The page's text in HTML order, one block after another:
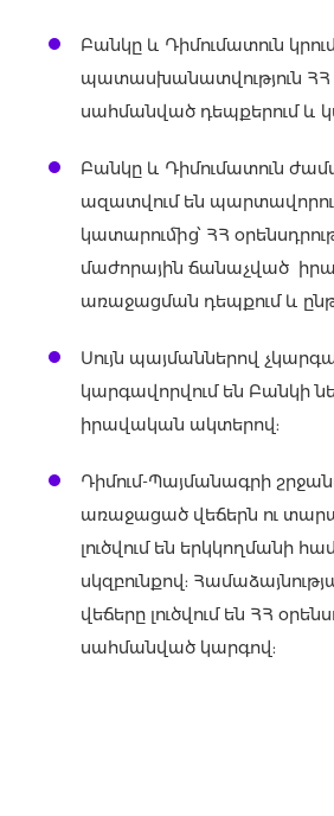
Բանկը և Դիմումատուն
պատասխանատվություն ՀՀ
սահմանված դեպքերում և
Բանկը և Դիմումատուն
ազատվում են
կատարումից՝ ՀՀ
մաժորային ճանաչված
առաջացման դեպքում և
Սույն պայմաններով
կարգավորվում են Բանկի
իրավական ակտերով:
Դիմում-Պայմանագրի
առաջացած վեճերն ու
լուծվում են երկկողմանի
սկզբունքով:
վեճերը լուծվում են ՀՀ
սահմանված կարգով: